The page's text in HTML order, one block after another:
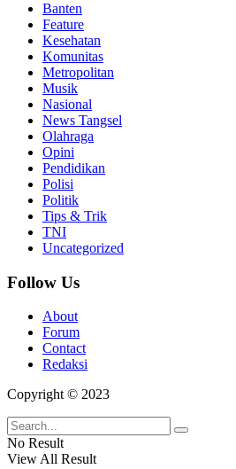
Banten
Feature
Kesehatan
Komunitas
Metropolitan
Musik
Nasional
News Tangsel
Olahraga
Opini
Pendidikan
Polisi
Politik
Tips & Trik
TNI
Uncategorized
Follow Us
About
Forum
Contact
Redaksi
Copyright © 2023
No Result
View All Result